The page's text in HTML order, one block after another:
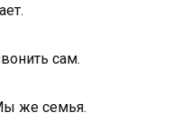
сам.
же семья.